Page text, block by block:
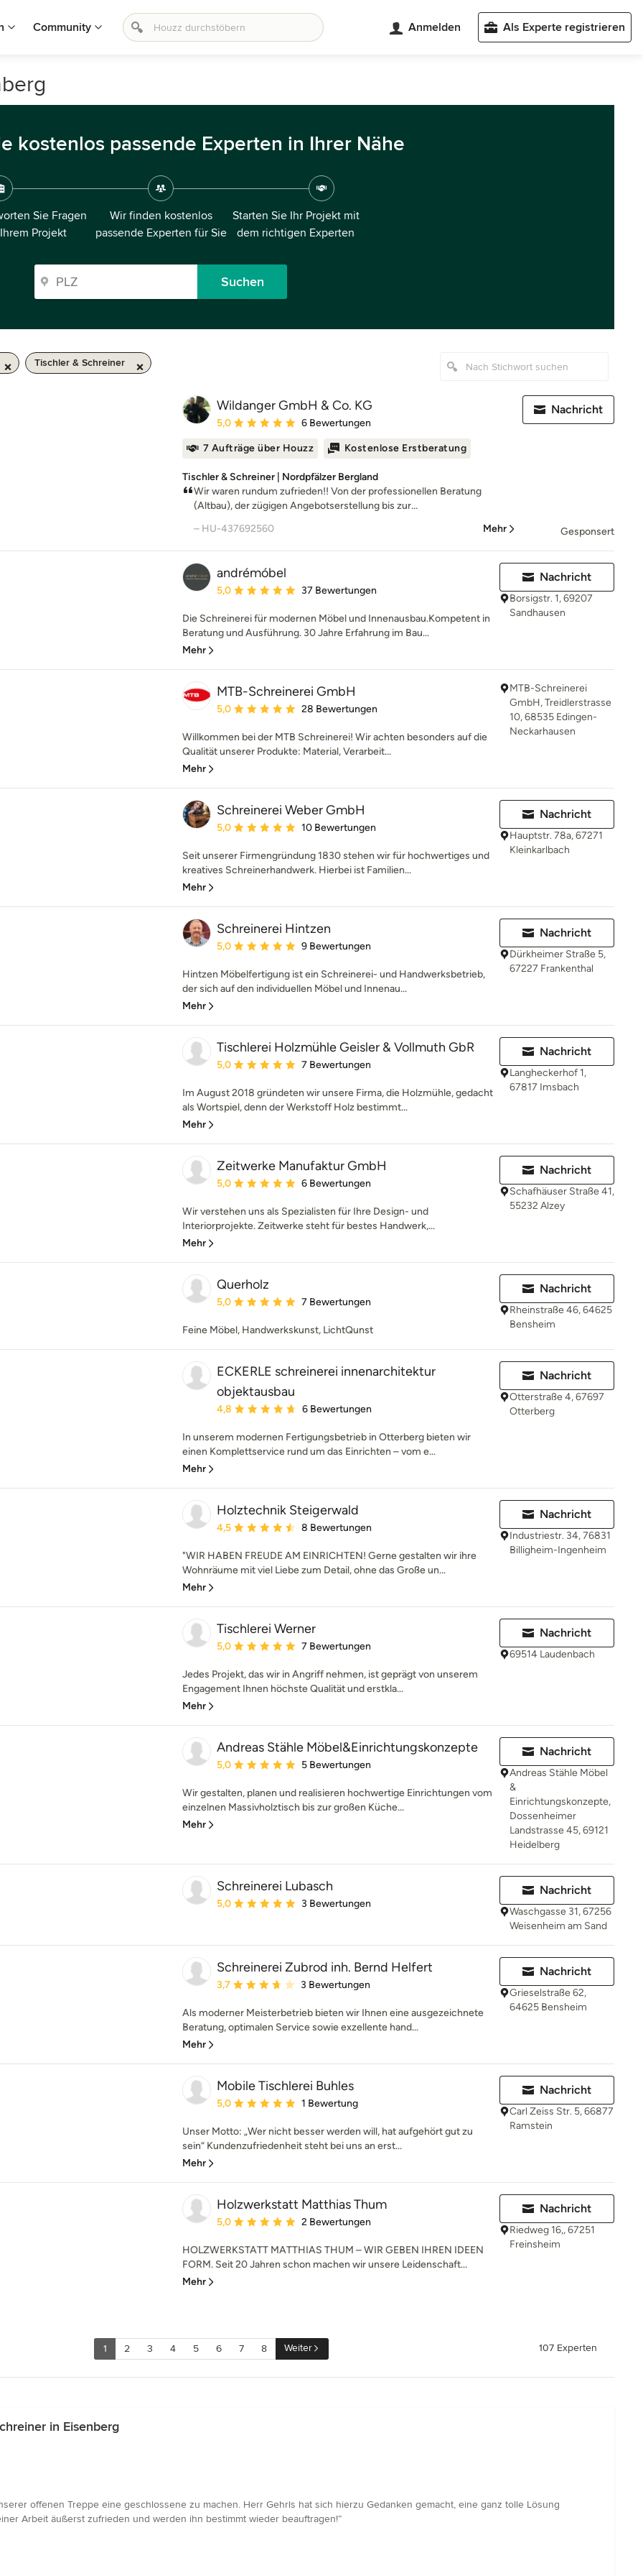
Community Anmelden Als Experte registrieren
kostenlos passende Experten in Ihrer Nähe
Sie Fragen
Projekt
Wir finden kostenlos
passende Experten für Sie
Starten Sie Ihr Projekt mit
dem richtigen Experten
Suchen
Tischler & Schreiner
Wildanger GmbH & Co. KG
Durchschnittliche Bewertung: 5 von 5 Sternen
5,0 6 Bewertungen
7 Aufträge über Houzz Kostenlose Erstberatung
Tischler & Schreiner | Nordpfälzer Bergland
Wir waren rundum zufrieden!! Von der professionellen Beratung
(Altbau), der zügigen Angebotserstellung bis zur...
– HU-437692560
Mehr
Nachricht
Gesponsert
andrémóbel
Durchschnittliche Bewertung: 5 von 5 Sternen
5,0 37 Bewertungen
Die Schreinerei für modernen Möbel und Innenausbau.Kompetent in
Beratung und Ausführung. 30 Jahre Erfahrung im Bau...
Mehr
Nachricht
Borsigstr. 1, 69207
Sandhausen
MTB-Schreinerei GmbH
Durchschnittliche Bewertung: 5 von 5 Sternen
5,0 28 Bewertungen
Willkommen bei der MTB Schreinerei! Wir achten besonders auf die
Qualität unserer Produkte: Material, Verarbeit...
Mehr
MTB-Schreinerei
GmbH, Treidlerstrasse
10, 68535 Edingen-
Neckarhausen
Schreinerei Weber GmbH
Durchschnittliche Bewertung: 5 von 5 Sternen
5,0 10 Bewertungen
Seit unserer Firmengründung 1830 stehen wir für hochwertiges und
kreatives Schreinerhandwerk. Hierbei ist Familien...
Mehr
Nachricht
Hauptstr. 78a, 67271
Kleinkarlbach
Schreinerei Hintzen
Durchschnittliche Bewertung: 5 von 5 Sternen
5,0 9 Bewertungen
Hintzen Möbelfertigung ist ein Schreinerei- und Handwerksbetrieb,
der sich auf den individuellen Möbel und Innenau...
Mehr
Nachricht
Dürkheimer Straße 5,
67227 Frankenthal
Tischlerei Holzmühle Geisler & Vollmuth GbR
Durchschnittliche Bewertung: 5 von 5 Sternen
5,0 7 Bewertungen
Im August 2018 gründeten wir unsere Firma, die Holzmühle, gedacht
als Wortspiel, denn der Werkstoff Holz bestimmt...
Mehr
Nachricht
Langheckerhof 1,
67817 Imsbach
Zeitwerke Manufaktur GmbH
Durchschnittliche Bewertung: 5 von 5 Sternen
5,0 6 Bewertungen
Wir verstehen uns als Spezialisten für Ihre Design- und
Interiorprojekte. Zeitwerke steht für bestes Handwerk,...
Mehr
Nachricht
Schafhäuser Straße 41,
55232 Alzey
Querholz
Durchschnittliche Bewertung: 5 von 5 Sternen
5,0 7 Bewertungen
Feine Möbel, Handwerkskunst, LichtQunst
Nachricht
Rheinstraße 46, 64625
Bensheim
ECKERLE schreinerei innenarchitektur
objektausbau
Durchschnittliche Bewertung: 4.8 von 5 Sternen
4,8 6 Bewertungen
In unserem modernen Fertigungsbetrieb in Otterberg bieten wir
einen Komplettservice rund um das Einrichten – vom e...
Mehr
Nachricht
Otterstraße 4, 67697
Otterberg
Holztechnik Steigerwald
Durchschnittliche Bewertung: 4.5 von 5 Sternen
4,5 8 Bewertungen
"WIR HABEN FREUDE AM EINRICHTEN! Gerne gestalten wir ihre
Wohnräume mit viel Liebe zum Detail, ohne das Große un...
Mehr
Nachricht
Industriestr. 34, 76831
Billigheim-Ingenheim
Tischlerei Werner
Durchschnittliche Bewertung: 5 von 5 Sternen
5,0 7 Bewertungen
Jedes Projekt, das wir in Angriff nehmen, ist geprägt von unserem
Engagement Ihnen höchste Qualität und erstkla...
Mehr
Nachricht
69514 Laudenbach
Andreas Stähle Möbel&Einrichtungskonzepte
Durchschnittliche Bewertung: 5 von 5 Sternen
5,0 5 Bewertungen
Wir gestalten, planen und realisieren hochwertige Einrichtungen vom
einzelnen Massivholztisch bis zur großen Küche...
Mehr
Nachricht
Andreas Stähle Möbel
&
Einrichtungskonzepte,
Dossenheimer
Landstrasse 45, 69121
Heidelberg
Schreinerei Lubasch
Durchschnittliche Bewertung: 5 von 5 Sternen
5,0 3 Bewertungen
Nachricht
Waschgasse 31, 67256
Weisenheim am Sand
Schreinerei Zubrod inh. Bernd Helfert
Durchschnittliche Bewertung: 3.7 von 5 Sternen
3,7 3 Bewertungen
Als moderner Meisterbetrieb bieten wir Ihnen eine ausgezeichnete
Beratung, optimalen Service sowie exzellente hand...
Mehr
Nachricht
Grieselstraße 62,
64625 Bensheim
Mobile Tischlerei Buhles
Durchschnittliche Bewertung: 5 von 5 Sternen
5,0 1 Bewertung
Unser Motto: „Wer nicht besser werden will, hat aufgehört gut zu
sein“ Kundenzufriedenheit steht bei uns an erst...
Mehr
Nachricht
Carl Zeiss Str. 5, 66877
Ramstein
Holzwerkstatt Matthias Thum
Durchschnittliche Bewertung: 5 von 5 Sternen
5,0 2 Bewertungen
HOLZWERKSTATT MATTHIAS THUM – WIR GEBEN IHREN IDEEN
FORM. Seit 20 Jahren schon machen wir unsere Leidenschaft...
Mehr
Nachricht
Riedweg 16,, 67251
Freinsheim
1 2 3 4 5 6 7 8 Weiter 107 Experten
in Eisenberg
offenen Treppe eine geschlossene zu machen. Herr Gehrls hat sich hierzu Gedanken gemacht, eine ganz tolle Lösung
Arbeit äußerst zufrieden und werden ihn bestimmt wieder beauftragen!”